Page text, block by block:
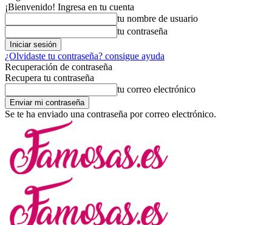
¡Bienvenido! Ingresa en tu cuenta
tu nombre de usuario
tu contraseña
¿Olvidaste tu contraseña? consigue ayuda
Recuperación de contraseña
Recupera tu contraseña
tu correo electrónico
Se te ha enviado una contraseña por correo electrónico.